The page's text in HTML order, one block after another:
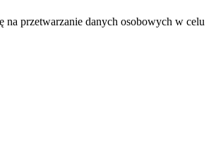
przetwarzanie danych osobowych w celu